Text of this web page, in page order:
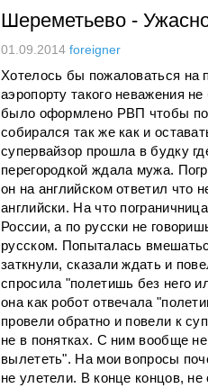
Шереметьево -
01.09.2014 foreigner
Хотелось бы пожаловаться на
аэропорту такого неважения
было оформлено РВП чтобы
собирался так же как и
супервайзор прошла в будку
перегородкой ждала мужа.
он на английском ответил что
английски. На что
России, а по русски не
русском. Попыталась
заткнули, сказали ждать и
спросила "полетишь без него
она как робот отвечала
провели обратно и повели к
не в понятках. С ним вообще
вылететь". На мои вопросы
не улетели. В конце концов,